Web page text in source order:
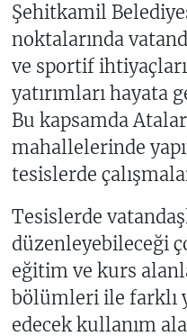
Şehitkamil
noktalarında
ve sportif
yatırımları hayata
Bu kapsamda
mahallelerinde
tesislerde
Tesislerde
düzenleyebileceği
eğitim ve kurs
bölümleri ile farklı
edecek kullanım